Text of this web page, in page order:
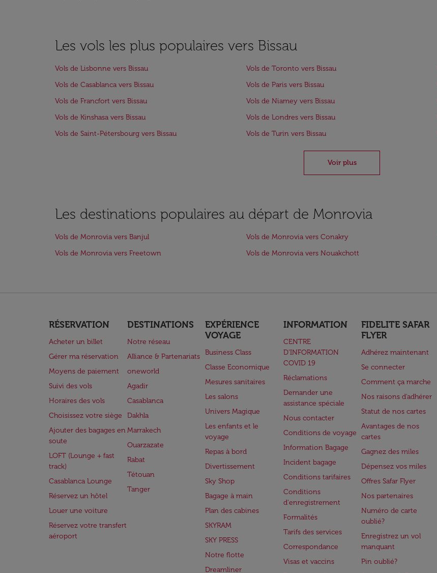
Les vols les plus populaires vers Bissau
Vols de Lisbonne vers Bissau Vols de Toronto vers Bissau
Vols de Casablanca vers Bissau
Vols de Paris vers Bissau
Vols de Francfort vers Bissau
Vols de Niamey vers Bissau
Vols de Kinshasa vers Bissau
Vols de Londres vers Bissau
Vols de Saint-Pétersbourg vers Bissau
Vols de Turin vers Bissau
Voir plus
Les destinations populaires au départ de Monrovia
Vols de Monrovia vers Banjul Vols de Monrovia vers Conakry
Vols de Monrovia vers Freetown
Vols de Monrovia vers Nouakchott
RÉSERVATION
Acheter un billet
Gérer ma réservation
Moyens de paiement
Suivi des vols
Horaires des vols
Choisissez votre siège
Ajouter des bagages en
soute
LOFT (Lounge + fast
track)
Casablanca Lounge
Réservez un hôtel
Louer une voiture
Réservez votre transfert
aéroport
DESTINATIONS
Notre réseau
Alliance & Partenariats
oneworld
Agadir
Casablanca
Dakhla
Marrakech
Ouarzazate
Rabat
Tétouan
Tanger
EXPÉRIENCE
VOYAGE
Business Class
Classe Economique
Mesures sanitaires
Les salons
Univers Magique
Les enfants et le
voyage
Repas à bord
Divertissement
Sky Shop
Bagage à main
Plan des cabines
SKYRAM
SKY PRESS
Notre flotte
Dreamliner
INFORMATION
CENTRE
D’INFORMATION
COVID 19
Réclamations
Demander une
assistance spéciale
Nous contacter
Conditions de voyage
Information Bagage
Incident bagage
Conditions tarifaires
Conditions
d'enregistrement
Formalités
Tarifs des services
Correspondance
Visas et vaccins
FIDELITE SAFAR
FLYER
Adhérez maintenant
Se connecter
Comment ça marche
Nos raisons d'adhérer
Statut de nos cartes
Avantages de nos
cartes
Gagnez des miles
Dépensez vos miles
Offres Safar Flyer
Nos partenaires
Numéro de carte
oublié?
Enregistrez un vol
manquant
Pin oublié?